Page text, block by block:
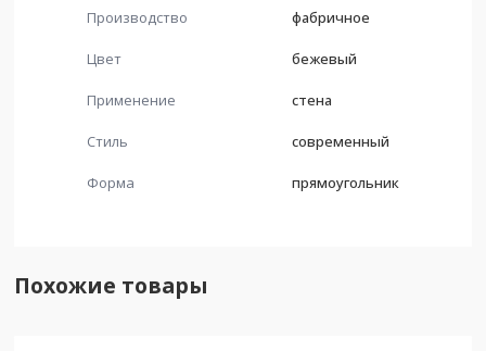
Производство фабричное
Цвет бежевый
Применение стена
Стиль современный
Форма прямоугольник
Похожие товары